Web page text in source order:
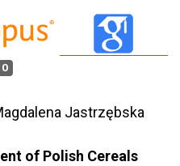
0
Jastrzębska
of Polish Cereals